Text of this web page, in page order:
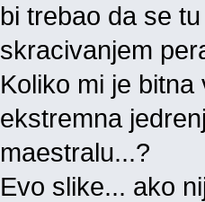
bi trebao da se
skracivanjem
Koliko mi je
ekstremna
maestralu...?
Evo slike... ako